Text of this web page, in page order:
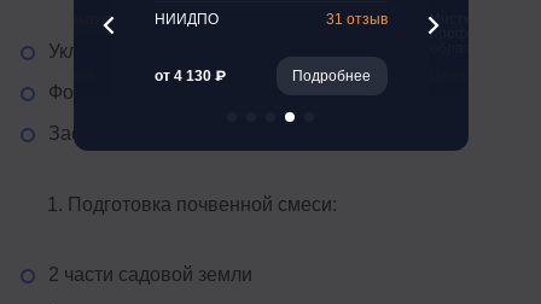
Укладка геотекстиля
Формирование щебеночного слоя
Засыпка крупным песком
Подготовка почвенной смеси:
2 части садовой земли
47 отзывов НИИДПО 31 отзыв
от 4 130 ₽ Подробнее
Институт